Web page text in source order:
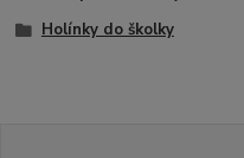
Holínky do školky